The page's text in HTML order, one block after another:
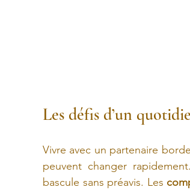
Les défis d’un
Vivre avec un partenaire
peuvent changer
bascule sans préavis. Les